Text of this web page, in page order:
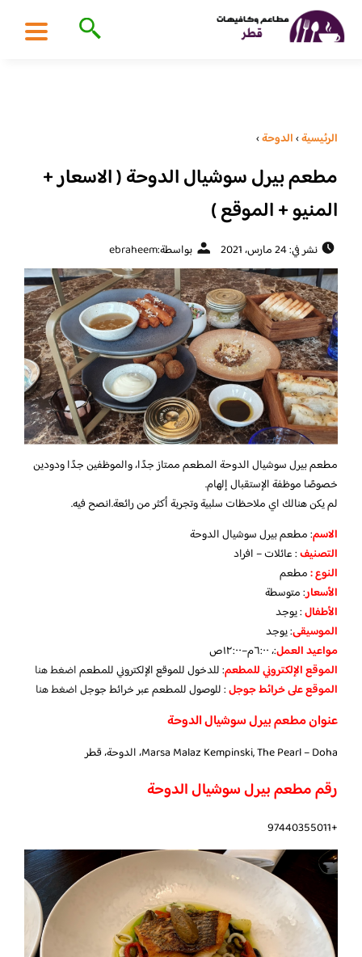
الرئيسية›الدوحة›
مطعم بيرل سوشيال الدوحة ( الاسعار +
المنيو + الموقع )
نشر في: 24 مارس، 2021 بواسطة:ebraheem
مطعم بيرل سوشيال الدوحة المطعم ممتاز جدًا، والموظفين جدًا ودودين
خصوصًا موظفة الإستقبال إلهام.
لم يكن هنالك اي ملاحظات سلبية وتجربة أكثر من رائعة.انصح فيه.
الاسم: مطعم بيرل سوشيال الدوحة
التصنيف: عائلات – افراد
النوع :مطعم
الأسعار:متوسطة
الأطفال:يوجد
الموسيقى:يوجد
مواعيد العمل:، ٦:٠٠م–١٢:٠٠ص
الموقع الإلكتروني للمطعم: للدخول للموقع الإلكتروني للمطعماضغط هنا
الموقع على خرائط جوجل: للوصول للمطعم عبر خرائط جوجلاضغط هنا
عنوان مطعم بيرل سوشيال الدوحة
Marsa Malaz Kempinski, The Pearl – Doha، الدوحة، قطر
رقم مطعم بيرل سوشيال الدوحة
+97440355011